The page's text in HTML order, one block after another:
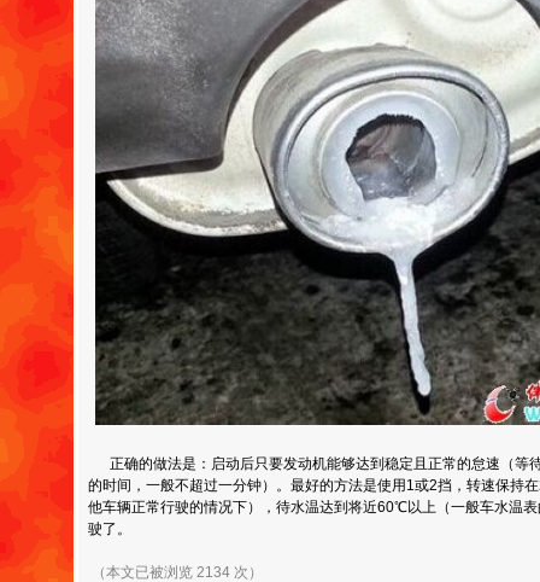
正确的做法是：启动后只要发动机能够达到稳定且正常的怠速（等
的时间，一般不超过一分钟）。最好的方法是使用1或2挡，转速保持
他车辆正常行驶的情况下），待水温达到将近60℃以上（一般车水温
驶了。
（本文已被浏览 2134 次）